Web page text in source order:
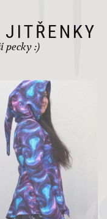
pecky :)